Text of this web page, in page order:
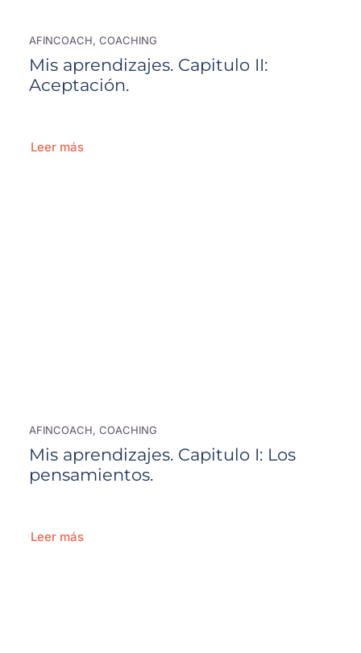
AFINCOACH, COACHING
Mis aprendizajes. Capitulo II:
Aceptación.
Leer más
AFINCOACH, COACHING
Mis aprendizajes. Capitulo I: Los
pensamientos.
Leer más